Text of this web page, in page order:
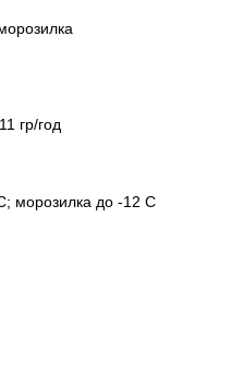
гр/год
морозилка до -12 С